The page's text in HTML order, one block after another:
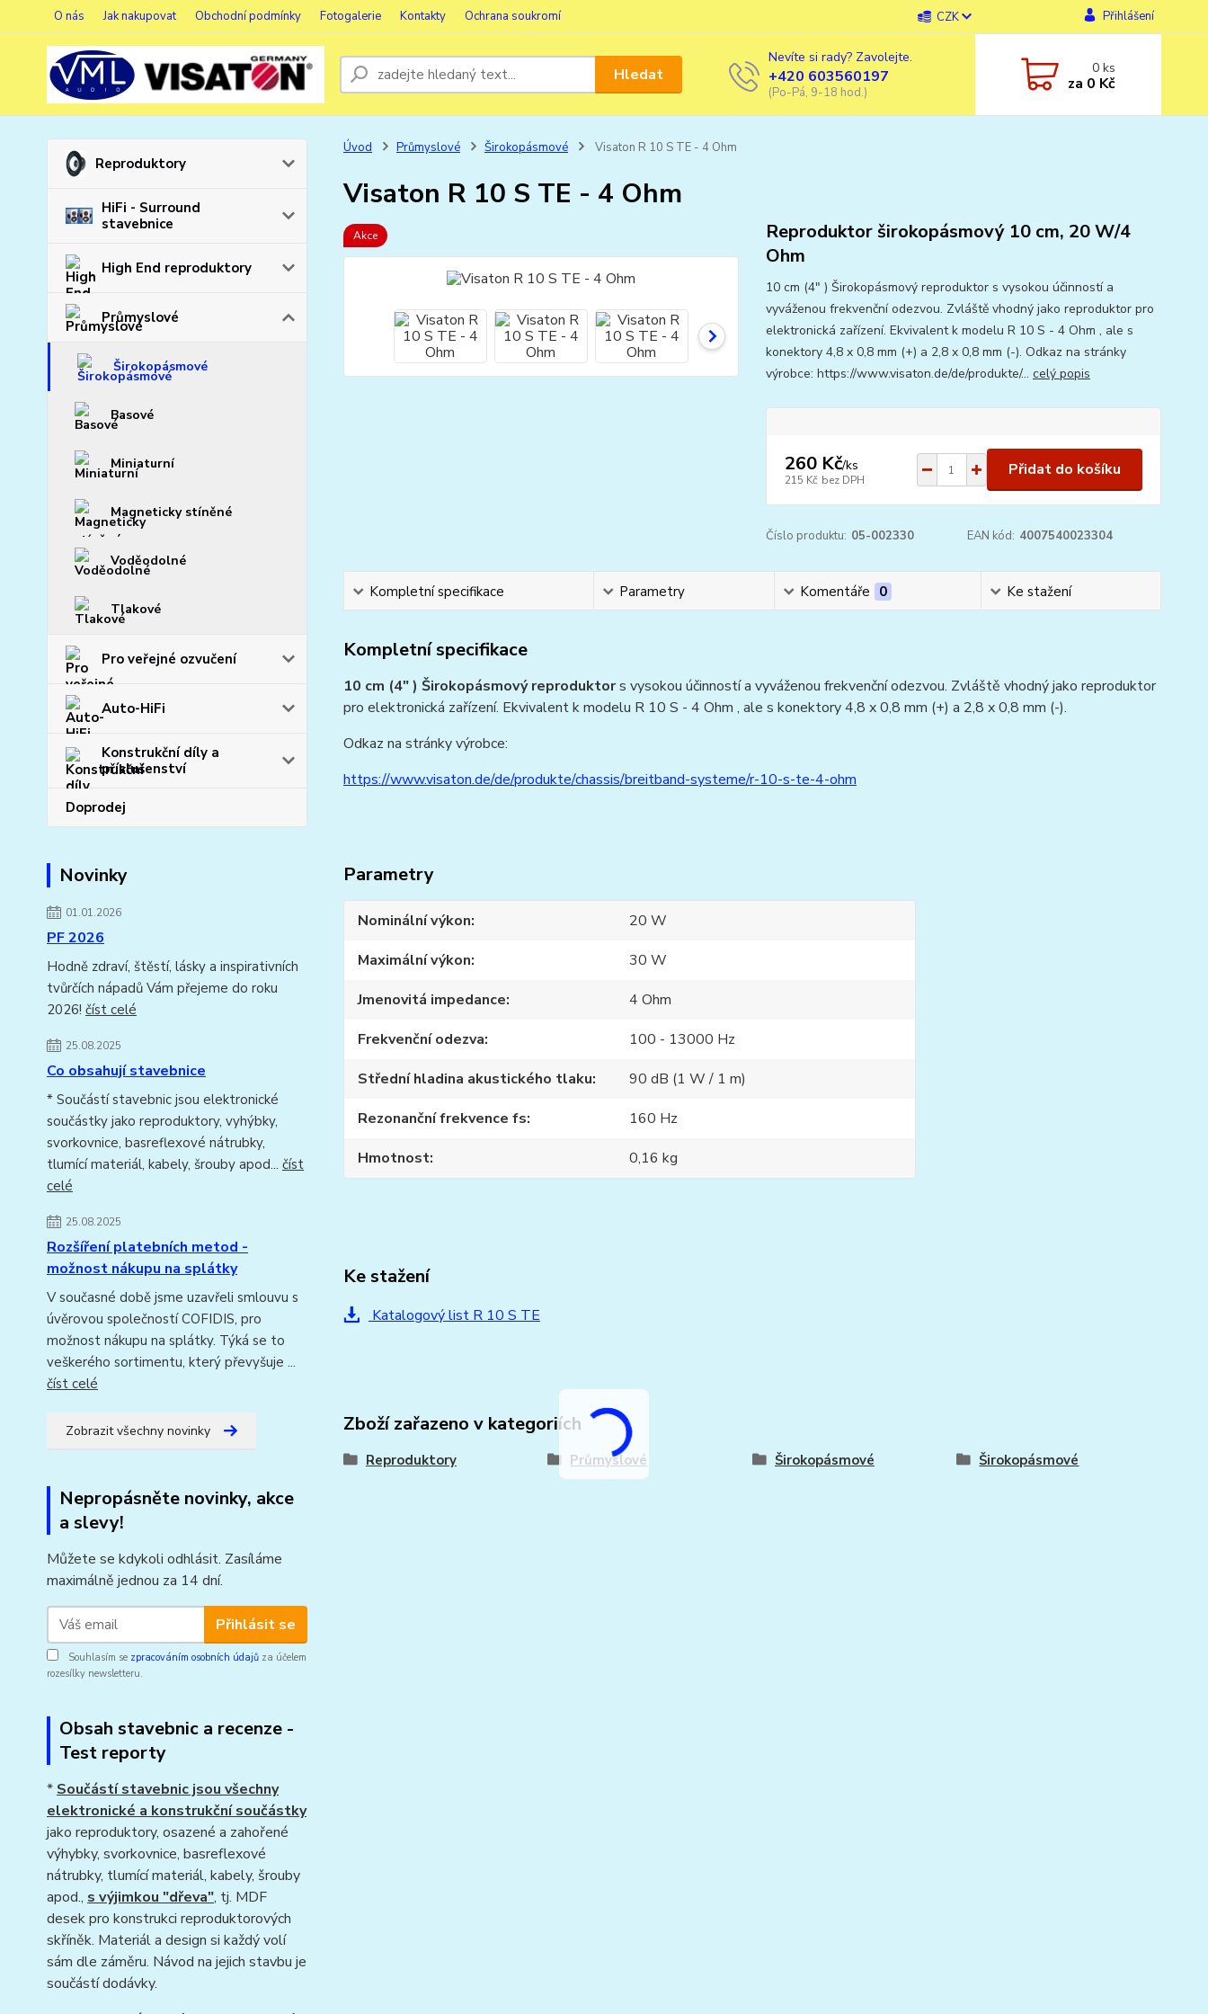
O nás Jak nakupovat Obchodní podmínky Fotogalerie Kontakty Ochrana soukromí CZK Přihlášení
Hledat
Nevíte si rady? Zavolejte.
+420 603560197
(Po-Pá, 9-18 hod.)
0ks
za 0 Kč
Reproduktory
HiFi - Surround
stavebnice
High End reproduktory
Průmyslové
Širokopásmové
Basové
Miniaturní
Magneticky stíněné
Voděodolné
Tlakové
Pro veřejné ozvučení
Auto-HiFi
Konstrukční díly a
příslušenství
Doprodej
Novinky
01.01.2026
PF 2026
Hodně zdraví, štěstí, lásky a inspirativních
tvůrčích nápadů Vám přejeme do roku
2026! číst celé
25.08.2025
Co obsahují stavebnice
* Součástí stavebnic jsou elektronické
součástky jako reproduktory, vyhýbky,
svorkovnice, basreflexové nátrubky,
tlumící materiál, kabely, šrouby apod... číst
celé
25.08.2025
Rozšíření platebních metod -
možnost nákupu na splátky
V současné době jsme uzavřeli smlouvu s
úvěrovou společností COFIDIS, pro
možnost nákupu na splátky. Týká se to
veškerého sortimentu, který převyšuje ...
číst celé
Zobrazit všechny novinky
Nepropásněte novinky, akce
a slevy!
Můžete se kdykoli odhlásit. Zasíláme
maximálně jednou za 14 dní.
Přihlásit se
Souhlasím se zpracováním osobních údajů za účelem
rozesílky newsletteru.
Obsah stavebnic a recenze -
Test reporty
* Součástí stavebnic jsou všechny
elektronické a konstrukční součástky
jako reproduktory, osazené a zahořené
výhybky, svorkovnice, basreflexové
nátrubky, tlumící materiál, kabely, šrouby
apod., s výjimkou "dřeva", tj. MDF
desek pro konstrukci reproduktorových
skříněk. Materiál a design si každý volí
sám dle záměru. Návod na jejich stavbu je
součástí dodávky.
Úvod Průmyslové Širokopásmové Visaton R 10 S TE - 4 Ohm
Visaton R 10 S TE - 4 Ohm
Akce
Reproduktor širokopásmový 10 cm, 20 W/4
Ohm
10 cm (4" ) Širokopásmový reproduktor s vysokou účinností a
vyváženou frekvenční odezvou. Zvláště vhodný jako reproduktor pro
elektronická zařízení. Ekvivalent k modelu R 10 S - 4 Ohm , ale s
konektory 4,8 x 0,8 mm (+) a 2,8 x 0,8 mm (-). Odkaz na stránky
výrobce: https://www.visaton.de/de/produkte/... celý popis
260 Kč/ks
215 Kč bez DPH
Přidat do košíku
Číslo produktu: 05-002330 EAN kód: 4007540023304
Kompletní specifikace Parametry Komentáře 0 Ke stažení
Kompletní specifikace
10 cm (4" ) Širokopásmový reproduktors vysokou účinností a vyváženou frekvenční odezvou. Zvláště vhodný jako reproduktor
pro elektronická zařízení. Ekvivalent k modelu R 10 S - 4 Ohm , ale s konektory 4,8 x 0,8 mm (+) a 2,8 x 0,8 mm (-).
Odkaz na stránky výrobce:
https://www.visaton.de/de/produkte/chassis/breitband-systeme/r-10-s-te-4-ohm
Parametry
Nominální výkon
20 W
Maximální výkon
30 W
Jmenovitá impedance
4 Ohm
Frekvenční odezva
100 - 13000 Hz
Střední hladina akustického tlaku
90 dB (1 W / 1 m)
Rezonanční frekvence fs
160 Hz
Hmotnost
0,16 kg
Ke stažení
Katalogový list R 10 S TE
Zboží zařazeno v kategoriích
Reproduktory Průmyslové Širokopásmové Širokopásmové